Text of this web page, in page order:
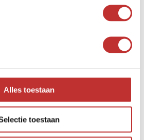
Alles toestaan
toestaan